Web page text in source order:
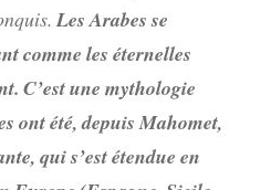
Les Arabes se
comme les éternelles
C’est une mythologie
ont été, depuis Mahomet,
qui s’est étendue en